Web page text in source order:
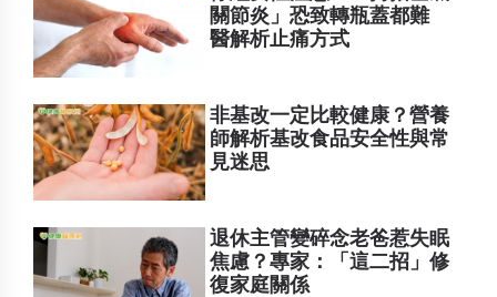
關節炎」恐致轉瓶蓋都難
醫解析止痛方式
非基改一定比較健康？營養
師解析基改食品安全性與常
見迷思
退休主管變碎念老爸惹失眠
焦慮？專家：「這二招」修
復家庭關係